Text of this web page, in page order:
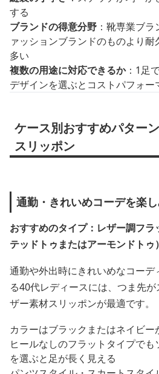
する
ブランドの得意分野 ：靴専業ブ
ァッションブランドのものより
多い
複数の用途に対応できるか：1足
デザインを選ぶとコストパフォー
ケース別おすすめパター
スリッポン
通勤・きれいめコーデを楽
おすすめのタイプ：レザー調フ
テッドトゥまたはアーモンドトゥ）
通勤や外出時にきれいめなコー
る40代レディースには、つま先
ザー素材スリッポンが最適です。
カラーはブラックまたはネイビ
ヒールなしのフラットタイプで
を選ぶと足が長く見える